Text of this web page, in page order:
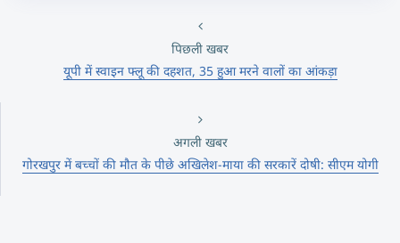
पिछली खबर
यूपी में स्वाइन फ्लू की दहशत, 35 हुआ मरने वालों का आंकड़ा
अगली खबर
गोरखपुर में बच्चों की मौत के पीछे अखिलेश-माया की सरकारें दोषी: सीएम योगी